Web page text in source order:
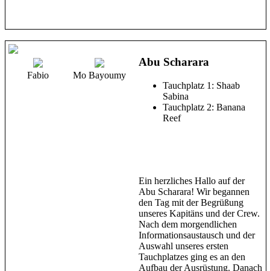
Fabio Mo Bayoumy
Abu Scharara
Tauchplatz 1: Shaab
Sabina
Tauchplatz 2: Banana
Reef
Ein herzliches Hallo auf der
Abu Scharara! Wir begannen
den Tag mit der Begrüßung
unseres Kapitäns und der Crew.
Nach dem morgendlichen
Informationsaustausch und der
Auswahl unseres ersten
Tauchplatzes ging es an den
Aufbau der Ausrüstung. Danach